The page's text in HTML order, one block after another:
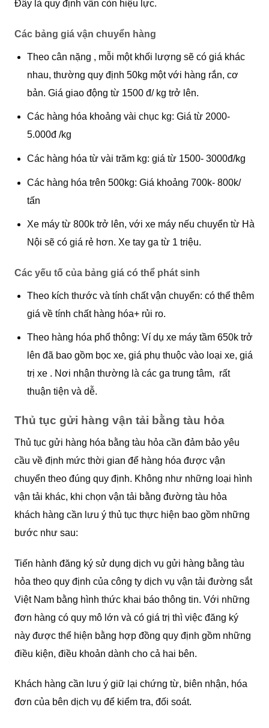
Đây là quy định vẫn còn hiệu lực.
Các bảng giá vận chuyển hàng
Theo cân nặng , mỗi một khối lượng sẽ có giá khác
nhau, thường quy định 50kg một với hàng rắn, cơ
bản. Giá giao động từ 1500 đ/ kg trở lên.
Các hàng hóa khoảng vài chục kg: Giá từ 2000-
5.000đ /kg
Các hàng hóa từ vài trăm kg: giá từ 1500- 3000đ/kg
Các hàng hóa trên 500kg: Giá khoảng 700k- 800k/
tấn
Xe máy từ 800k trở lên, với xe máy nếu chuyển từ Hà
Nội sẽ có giá rẻ hơn. Xe tay ga từ 1 triệu.
Các yếu tố của bảng giá có thể phát sinh
Theo kích thước và tính chất vận chuyển: có thể thêm
giá về tính chất hàng hóa+ rủi ro.
Theo hàng hóa phổ thông: Ví dụ xe máy tầm 650k trở
lên đã bao gồm bọc xe, giá phụ thuộc vào loại xe, giá
trị xe . Nơi nhận thường là các ga trung tâm, rất
thuận tiện và dễ.
Thủ tục gửi hàng vận tải bằng tàu hỏa
Thủ tục gửi hàng hóa bằng tàu hỏa cần đảm bảo yêu
cầu về định mức thời gian để hàng hóa được vận
chuyển theo đúng quy định. Không như những loại hình
vận tải khác, khi chọn vận tải bằng đường tàu hỏa
khách hàng cần lưu ý thủ tục thực hiện bao gồm những
bước như sau:
Tiến hành đăng ký sử dụng dịch vụ gửi hàng bằng tàu
hỏa theo quy định của công ty dịch vụ vận tải đường sắt
Việt Nam bằng hình thức khai báo thông tin. Với những
đơn hàng có quy mô lớn và có giá trị thì việc đăng ký
này được thể hiện bằng hợp đồng quy định gồm những
điều kiện, điều khoản dành cho cả hai bên.
Khách hàng cần lưu ý giữ lại chứng từ, biên nhận, hóa
đơn của bên dịch vụ để kiểm tra, đối soát.